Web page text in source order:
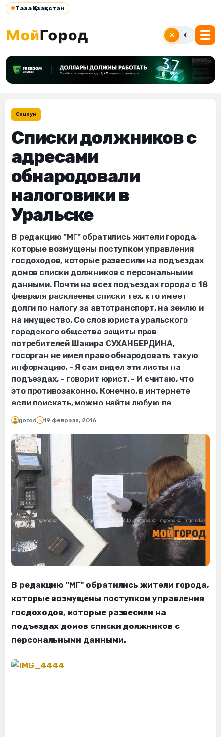
#Таза Қазақстан
☀ ☾
Социум
Списки должников с
адресами
обнародовали
налоговики в
Уральске
В редакцию "МГ" обратились жители города,
которые возмущены поступком управления
госдоходов, которые развесили на подъездах
домов списки должников с персональными
данными. Почти на всех подъездах города с 18
февраля расклеены списки тех, кто имеет
долги по налогу за автотранспорт, на землю и
на имущество. Со слов юриста уральского
городского общества защиты прав
потребителей Шакира СУХАНБЕРДИНА,
госорган не имел право обнародовать такую
информацию. - Я сам видел эти листы на
подъездах, - говорит юрист. - И считаю, что
это противозаконно. Конечно, в интернете
если поискать, можно найти любую пе
gorod 19 февраля, 2016
В редакцию "МГ" обратились жители города,
которые возмущены поступком управления
госдоходов, которые развесили на
подъездах домов списки должников с
персональными данными.